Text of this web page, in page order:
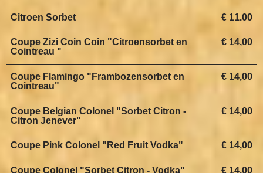
€ 11.00
Citroen Sorbet
€ 14,00
Coupe Zizi Coin Coin "Citroensorbet en
Cointreau "
€ 14,00
Coupe Flamingo "Frambozensorbet en
Cointreau"
€ 14,00
Coupe Belgian Colonel "Sorbet Citron -
Citron Jenever"
€ 14,00
Coupe Pink Colonel "Red Fruit Vodka"
€ 14,00
Coupe Colonel "Sorbet Citron - Vodka"